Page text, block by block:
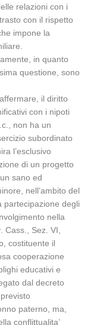
relazioni con i
con il rispetto
impone la
in quanto
questione, sono
il diritto
con i nipoti
non ha un
subordinato
l’esclusivo
di un progetto
sano ed
nell’ambito del
partecipazione degli
nella
Sez. VI,
costituente il
cooperazione
educativi e
dal decreto
paterno, ma,
conflittualita’